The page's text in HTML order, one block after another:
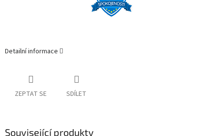
Detailní informace
ZEPTAT SE SDÍLET
Související produkty